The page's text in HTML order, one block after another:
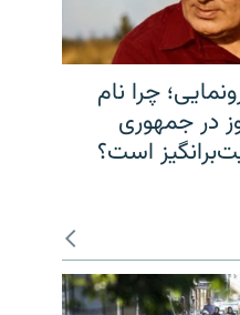
چرا نام
در جمهوری
است؟